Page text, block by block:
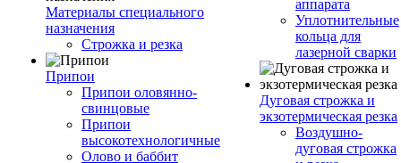
Материалы специального
назначения
Строжка и резка
Припои
Припои оловянно-
свинцовые
Припои
высокотехнологичные
Олово и баббит
аппарата
Уплотнительные
кольца для
лазерной сварки
Дуговая строжка и
экзотермическая резка
Воздушно-
дуговая строжка